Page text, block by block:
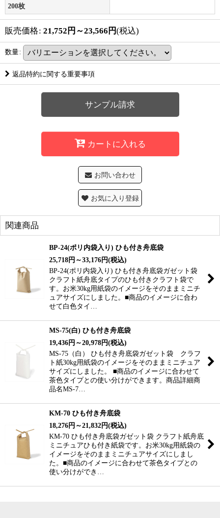
200枚
販売価格: 21,752 円 ～23,566 円(税込)
数量:
返品特約に関する重要事項
サンプル請求
カートに入れる
お問い合わせ
お気に入り登録
関連商品
BP-24(ポリ内袋入り) ひも付き舟底袋
25,718円 ～33,176円(税込)
BP-24(ポリ内袋入り) ひも付き舟底袋ガゼット袋
クラフト紙舟底タイプのひも付きクラフト袋で
す。お米30kg用紙袋のイメージをそのままミニチ
ュアサイズにしました。■商品のイメージに合わ
せて白色タイ…
MS-75(白) ひも付き舟底袋
19,436円 ～20,978円(税込)
MS-75（白） ひも付き舟底袋ガゼット袋 クラフ
ト紙30kg用紙袋のイメージをそのままミニチュア
サイズにしました。 ■商品のイメージに合わせて
茶色タイプとの使い分けができます。商品詳細商
品名MS-7…
KM-70 ひも付き舟底袋
18,276円 ～21,832円(税込)
KM-70 ひも付き舟底袋ガゼット袋 クラフト紙舟底
ミニチュアひも付き紙袋です。お米30kg用紙袋の
イメージをそのままミニチュアサイズにしまし
た。■商品のイメージに合わせて茶色タイプとの
使い分けができ…